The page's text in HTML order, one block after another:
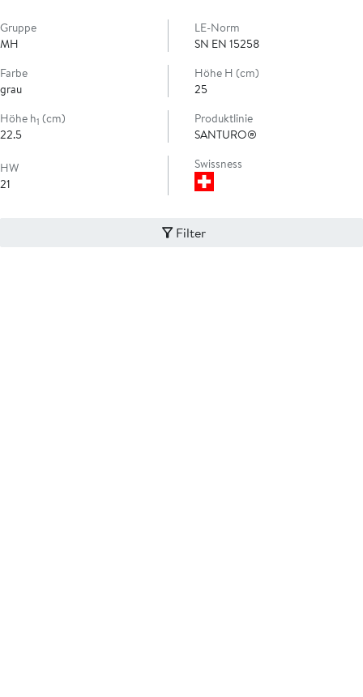
Gruppe
MH
LE-Norm
SN EN 15258
Farbe
grau
Höhe H (cm)
25
Höhe h1 (cm)
22.5
Produktlinie
SANTURO®
HW
21
Swissness
Filter